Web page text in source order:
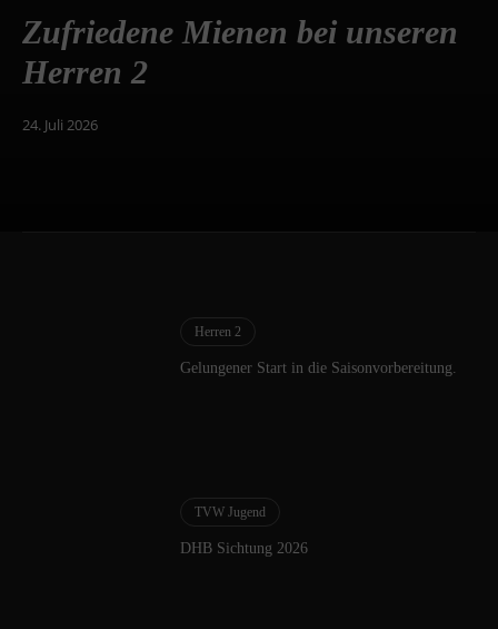
Zufriedene Mienen bei unseren
Herren 2
24. Juli 2026
Herren 2
Gelungener Start in die Saisonvorbereitung.
TVW Jugend
DHB Sichtung 2026